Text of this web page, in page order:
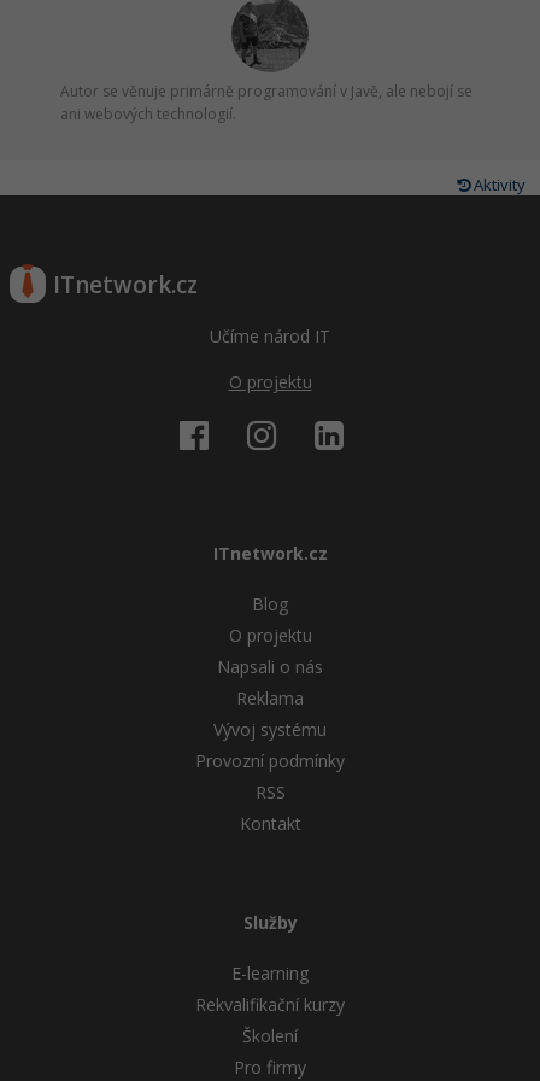
Autor se věnuje primárně programování v Javě, ale nebojí se
ani webových technologií.
Aktivity
ITnetwork.cz
Učíme národ IT
O projektu
ITnetwork.cz
Blog
O projektu
Napsali o nás
Reklama
Vývoj systému
Provozní podmínky
RSS
Kontakt
Služby
E-learning
Rekvalifikační kurzy
Školení
Pro firmy